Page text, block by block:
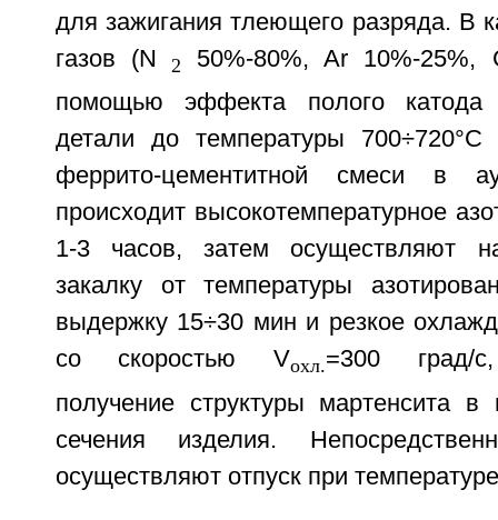
для зажигания тлеющего разряда. В
газов (N 2
50%-80%, Ar 10%-25%,
помощью эффекта полого катода
детали до температуры
феррито-цементитной смеси в
происходит высокотемпературное
1-3 часов, затем осуществляют
закалку от температуры
выдержку 15÷30 мин и резкое
со скоростью Vохл.=300 град/
получение структуры мартенсита в
сечения изделия.
осуществляют отпуск при